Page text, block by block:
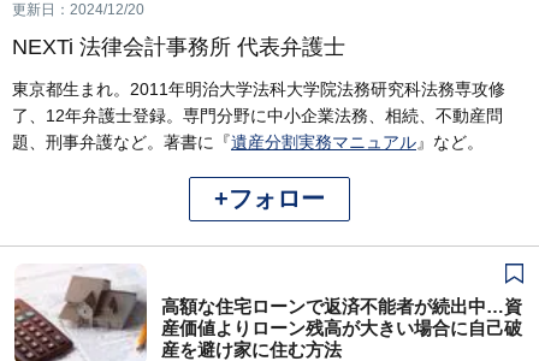
更新日：2024/12/20
NEXTi 法律会計事務所 代表弁護士
東京都生まれ。2011年明治大学法科大学院法務研究科法務専攻修
了、12年弁護士登録。専門分野に中小企業法務、相続、不動産問
題、刑事弁護など。著書に『遺産分割実務マニュアル』など。
+フォロー
高額な住宅ローンで返済不能者が続出中…資
産価値よりローン残高が大きい場合に自己破
産を避け家に住む方法